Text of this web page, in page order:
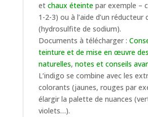
et chaux éteintepar exemple –
1-2-3) ou à l’aide d’un réducteur
(hydrosulfite de sodium).
Documents à télécharger :
teinture et de mise en œuvre
naturelles, notes et conseils
L’indigo se combine avec les
colorants (jaunes, rouges par
élargir la palette de nuances
violets…).